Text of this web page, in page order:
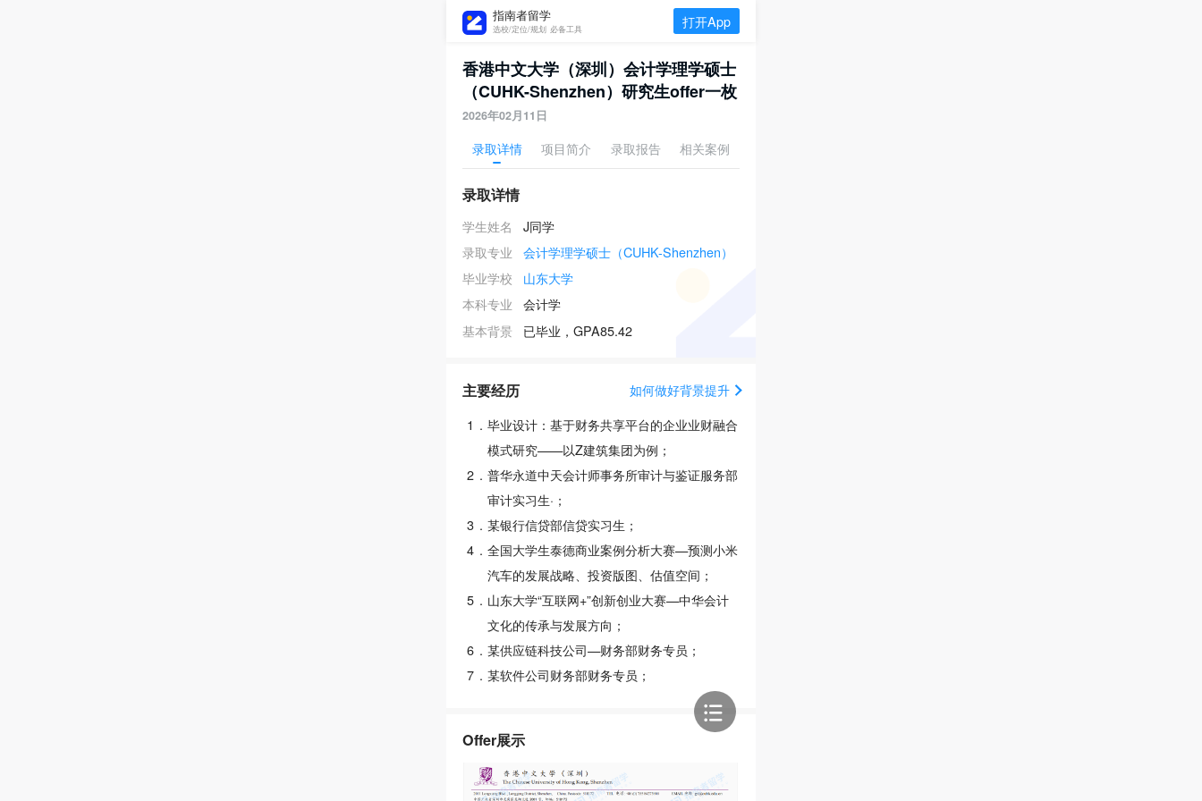
指南者留学
选校/定位/规划 必备工具 打开App
香港中文大学（深圳）会计学理学硕士
（CUHK-Shenzhen）研究生offer一枚
2026年02月11日
录取详情 项目简介 录取报告 相关案例
录取详情
学生姓名
J同学
录取专业
会计学理学硕士（CUHK-Shenzhen）
毕业学校
山东大学
本科专业
会计学
基本背景
已毕业，GPA85.42
主要经历
如何做好背景提升
1 . 毕业设计：基于财务共享平台的企业业财融合
模式研究——以Z建筑集团为例；
2 . 普华永道中天会计师事务所审计与鉴证服务部
审计实习生·；
3 . 某银行信贷部信贷实习生；
4 . 全国大学生泰德商业案例分析大赛—预测小米
汽车的发展战略、投资版图、估值空间；
5 . 山东大学“互联网+”创新创业大赛—中华会计
文化的传承与发展方向；
6 . 某供应链科技公司—财务部财务专员；
7 . 某软件公司财务部财务专员；
Offer展示